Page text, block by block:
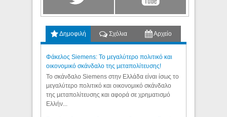
Δημοφιλή Σχόλια Αρχείο
Φάκελος Siemens: Το μεγαλύτερο πολιτικό και
οικονομικό σκάνδαλο της μεταπολίτευσης!
Το σκάνδαλο Siemens στην Ελλάδα είναι ίσως το
μεγαλύτερο πολιτικό και οικονομικό σκάνδαλο
της μεταπολίτευσης και αφορά σε χρηματισμό
Ελλήν...